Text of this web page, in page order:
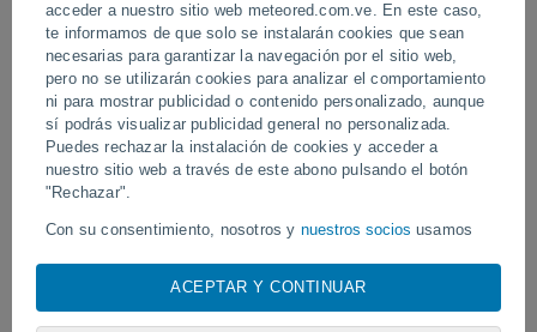
acceder a nuestro sitio web meteored.com.ve. En este caso,
te informamos de que solo se instalarán cookies que sean
necesarias para garantizar la navegación por el sitio web,
pero no se utilizarán cookies para analizar el comportamiento
ni para mostrar publicidad o contenido personalizado, aunque
sí podrás visualizar publicidad general no personalizada.
Puedes rechazar la instalación de cookies y acceder a
nuestro sitio web a través de este abono pulsando el botón
"Rechazar".
Con su consentimiento, nosotros y nuestros socios usamos
visita en este sitio web, las direcciones IP y los
ACEPTAR Y CONTINUAR
volcán de Fuego, Guatemala.
Chitral, Pakistán.